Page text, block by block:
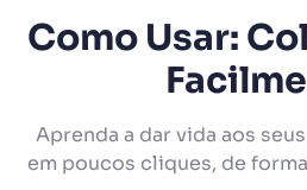
Como Usar:
Aprenda a dar vida aos
em poucos cliques, de